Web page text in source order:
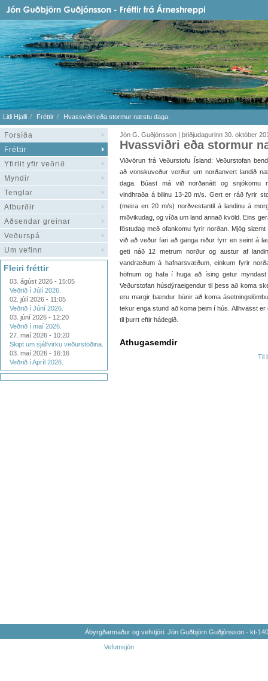
Litli Hjalli Fréttir Hvassviðri eða stormur næstu daga.
Forsíða
Fréttir
Yfirlit yfir veðrið
Myndir
Tenglar
Atburðir
Aðsendar greinar
Veðurspá
Um vefinn
Fleiri fréttir
03. ágúst 2026 - 15:05
Veðrið í Júlí 2026.
02. júlí 2026 - 11:05
Veðrið í Júní 2026.
03. júní 2026 - 12:20
Veðrið í maí 2026.
27. maí 2026 - 10:20
Skipt um sjálfvirku veðurstöðina.
03. maí 2026 - 16:16
Veðrið í Apríl 2026.
Jón G. Guðjónsson | þriðjudagurinn 30. október
Hvassviðri eða stormur
Viðvörun frá Veðurstofu Ísland: Veðurstofan
að vonskuveður verður um norðanvert landið
daga. Búast má við norðanátt og snjókomu
vindhraða á bilinu 13-20 m/s. Gert er ráð fyrir
(meira en 20 m/s) norðvestantil á landinu á
miðvikudag, og víða um land annað kvöld. Eins
föstudag með ofankomu fyrir norðan. Mjög
við að veður fari að ganga niður fyrr en seint á
geti náð 12 metrum norður og austur af
vandræðum á hafnarsvæðum, einkum fyrir
höfnum og hafa í huga að ísing getur
Veðurstofan húsdýraeigendur til þess að koma
eru margir bændur búnir að koma
tekur enga stund að koma þeim í hús. Allhvasst
til þurrt eftir hádegið.
Athugasemdir
Til
Ábyrgðarmaður og vefstjóri: Jón Guðbjörn Guðjónsson - kt-
Vefumsjón